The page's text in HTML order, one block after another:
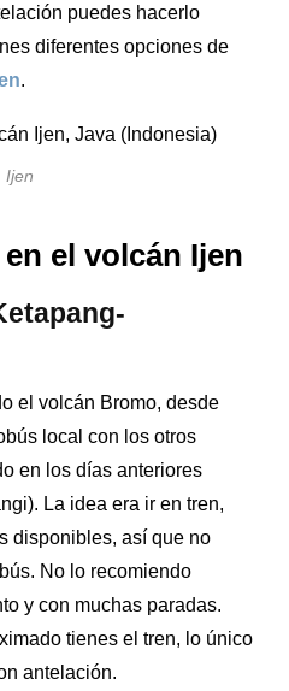
puedes hacerlo
diferentes opciones de
.
Ijen
el volcán Ijen
el volcán Bromo, desde
local con los otros
en los días anteriores
La idea era ir en tren,
disponibles, así que no
No lo recomiendo
y con muchas paradas.
tienes el tren, lo único
antelación.